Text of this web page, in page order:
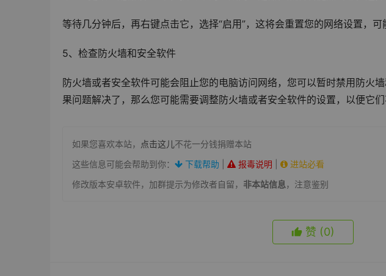
等待几分钟后，再右键点击它，选择“启用”，这将会重置您的网络设置，可
5、检查防火墙和安全软件
防火墙或者安全软件可能会阻止您的电脑访问网络，您可以暂时禁用防火
果问题解决了，那么您可能需要调整防火墙或者安全软件的设置，以便它们
如果您喜欢本站， 点击这儿不花一分钱捐赠本站
这些信息可能会帮助到你：
下载帮助 报毒说明
进站必看
修改版本安卓软件，加群提示为修改者自留， 非本站信息，注意鉴别
赞 (0)